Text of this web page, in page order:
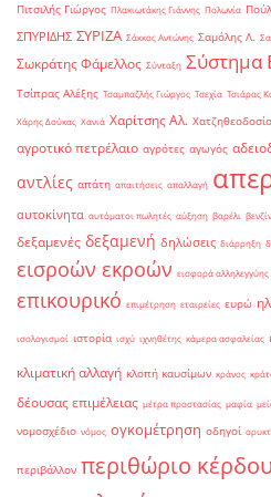
Πιτσιλής Γιώργος Πλακιωτάκης Γιάννης Πολωνία
ΣΠΥΡΙΔΗΣ ΣΥΡΙΖΑ Σάκκος Αντώνης Σαμόλης Λ.
Σωκράτης Φάμελλος Σύνταξη Σύστημα
Τσίπρας Αλέξης Τσαμπαζλής Γιώργος Τσεχία Τσιάρας
Χάρης Δούκας Χανιά Χαρίτσης Αλ.
αγροτικό πετρέλαιο αγρότες αγωγός
αντλίες απάτη απαιτήσεις απαλλαγή
αυτοκίνητα αυτόματοι πωλητές αύξηση βαρέλι
δεξαμενές δεξαμενή δηλώσεις διάρρηξη
εισροών εκροών εισφορά αλληλεγγύης
επικουρικό επιμέτρηση εταιρείες ευρώ
ισολογισμοί ιστορία ισχύ ιχνηθέτης κάμερα ασφαλείας
κλιματική αλλαγή κλοπή καυσίμων κράνος
δέουσας επιμέλειας μέτρα προστασίας μαφία
νομοσχέδιο νόμος ογκομέτρηση οδηγοί
περιβάλλον περιθώριο